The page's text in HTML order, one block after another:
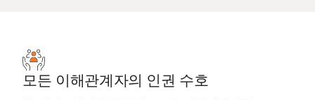
모든 이해관계자의 인권 수호